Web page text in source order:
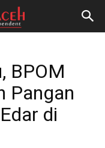
BPOM
Pangan
di